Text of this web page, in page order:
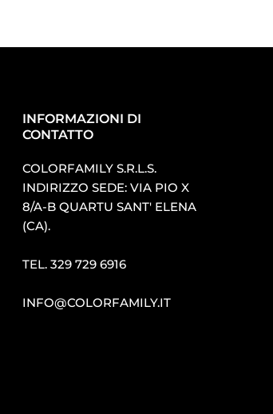
INFORMAZIONI DI
CONTATTO
COLORFAMILY S.R.L.S.
INDIRIZZO SEDE: VIA PIO X
8/A-B QUARTU SANT′ ELENA
(CA).
TEL.329 729 6916
INFO@COLORFAMILY.IT